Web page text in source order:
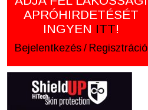
APRÓHIRDETÉSÉT
INGYEN ITT!
Bejelentkezés / Regisztráció